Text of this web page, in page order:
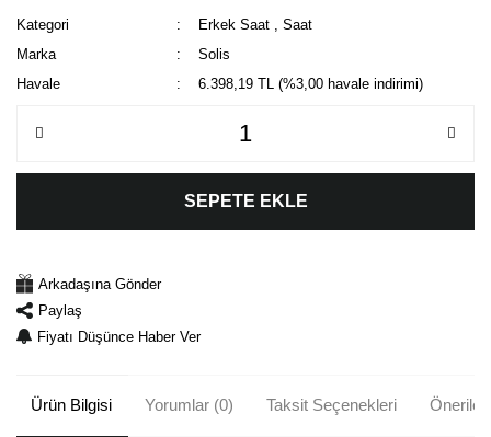
Kategori Erkek Saat ,Saat
Marka
Solis
Havale
6.398,19 TL (%3,00 havale indirimi)
SEPETE EKLE
Arkadaşına Gönder
Paylaş
Fiyatı Düşünce Haber Ver
Ürün Bilgisi Yorumlar (0) Taksit Seçenekleri